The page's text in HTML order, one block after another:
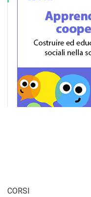
CORSI